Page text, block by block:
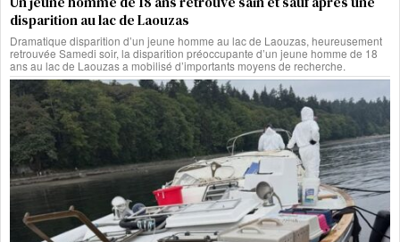
disparition au lac de Laouzas
Dramatique disparition d’un jeune homme au lac de Laouzas, heureusement
retrouvée Samedi soir, la disparition préoccupante d’un jeune homme de 18
ans au lac de Laouzas a mobilisé d’importants moyens de recherche.